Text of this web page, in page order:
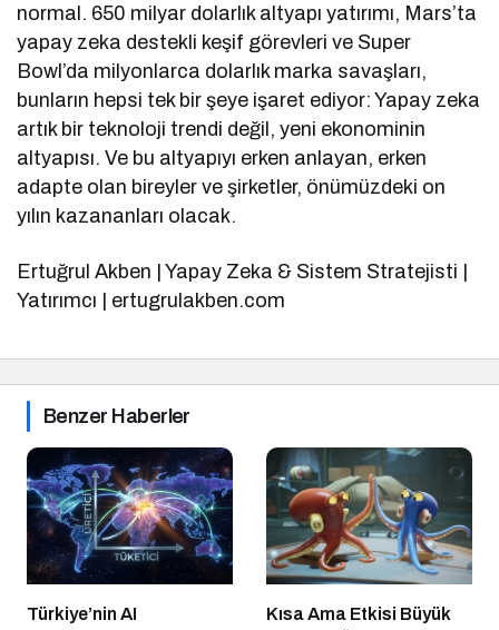
normal. 650 milyar dolarlık altyapı yatırımı, Mars’ta
yapay zeka destekli keşif görevleri ve Super
Bowl’da milyonlarca dolarlık marka savaşları,
bunların hepsi tek bir şeye işaret ediyor: Yapay zeka
artık bir teknoloji trendi değil, yeni ekonominin
altyapısı. Ve bu altyapıyı erken anlayan, erken
adapte olan bireyler ve şirketler, önümüzdeki on
yılın kazananları olacak.
Ertuğrul Akben | Yapay Zeka & Sistem Stratejisti |
Yatırımcı | ertugrulakben.com
Benzer Haberler
Türkiye’nin AI
Kısa Ama Etkisi Büyük